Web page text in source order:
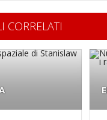
CORRELATI